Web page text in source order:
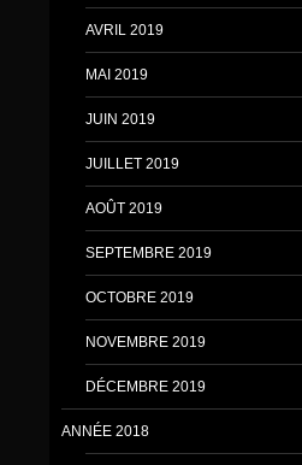
AVRIL 2019
MAI 2019
JUIN 2019
JUILLET 2019
AOÛT 2019
SEPTEMBRE 2019
OCTOBRE 2019
NOVEMBRE 2019
DÉCEMBRE 2019
ANNÉE 2018